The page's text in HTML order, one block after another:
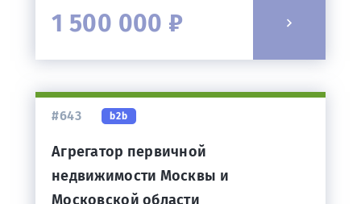
1 500 000 ₽
#643 b2b
Агрегатор первичной
недвижимости Москвы и
Московской области